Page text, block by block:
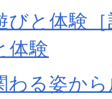
びと体験
体験
わる姿か